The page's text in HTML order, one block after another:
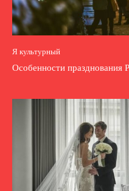
Я культурный
Особенности празднования